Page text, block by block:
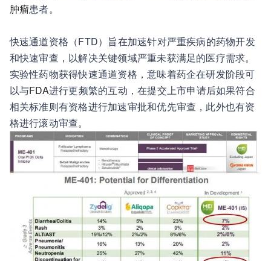
肿瘤患者。
快速通道资格（FTD）旨在加速针对严重疾病的药物开发
和快速审查，以解决关键领域严重未获满足的医疗需求。
实验性药物获得快速通道资格，意味着药企在研发阶段可
以与FDA进行更频繁的互动，在提交上市申请后如果符合
相关标准则有资格进行加速审批和优先审查，此外也有资
格进行滚动审查。